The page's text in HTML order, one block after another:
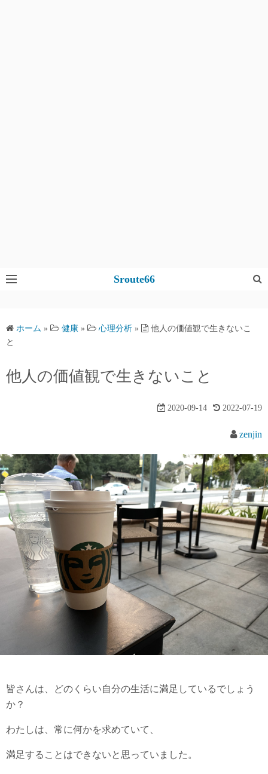
コ
ツ
キ
Sroute66
ホーム » 健康 » 心理分析 »
他人の価値観で生きないこ
と
他人の価値観で生きないこと
2020-09-14 2022-07-19
zenjin
皆さんは、どのくらい自分の生活に満足しているでしょう
か？
わたしは、常に何かを求めていて、
満足することはできないと思っていました。